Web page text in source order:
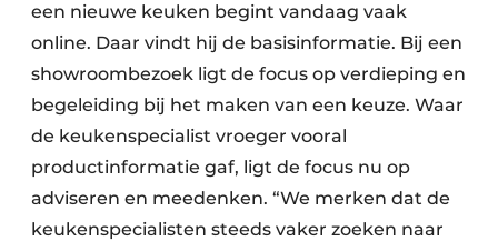
een nieuwe keuken begint vandaag vaak
online. Daar vindt hij de basisinformatie. Bij een
showroombezoek ligt de focus op verdieping en
begeleiding bij het maken van een keuze. Waar
de keukenspecialist vroeger vooral
productinformatie gaf, ligt de focus nu op
adviseren en meedenken. “We merken dat de
keukenspecialisten steeds vaker zoeken naar